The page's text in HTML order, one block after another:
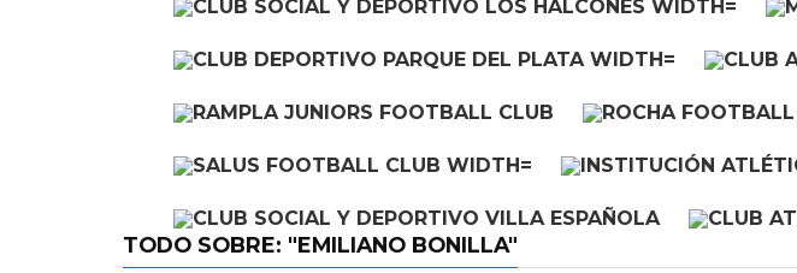
TODO SOBRE: "EMILIANO BONILLA"